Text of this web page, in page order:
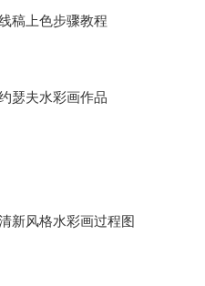
稿上色步骤教程
瑟夫水彩画作品
新风格水彩画过程图